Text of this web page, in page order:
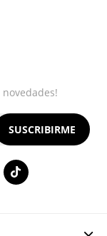
SUSCRIBIRME